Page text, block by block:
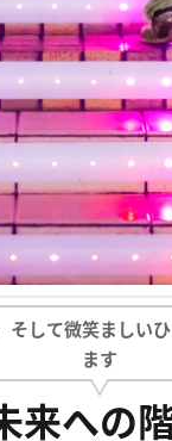
そして微笑ましい
ます
来への